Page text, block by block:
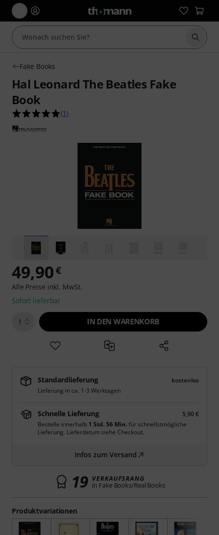
Suche
Fake Books
Hal Leonard The Beatles Fake
Book
5.0 von 5 Sternen aus 1 Kundenbewertungen
(1 )
Produktvariationen
49,90€
Alle Preise inkl. MwSt.
Sofort lieferbar
1 IN DEN WARENKORB
Standardlieferung
kostenlos
Lieferung in ca. 1-3 Werktagen
Schnelle Lieferung
5,90 €
Bestelle innerhalb 1 Std. 56 Min.für schnellstmögliche
Lieferung. Lieferdatum siehe Checkout.
Infos zum Versand
19 VERKAUFSRANG
in Fake Books/Real Books